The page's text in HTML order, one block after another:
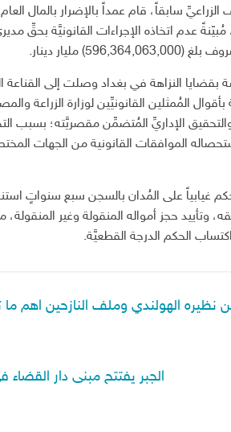
سابقاً، قام عمداً بالإضرار بالمال
مُبيّنةً عدم اتخاذه الإجراءات القانونيَّة بحقِّ
مليار دينار.
النزاهة في بغداد وصلت إلى القناعة
المُمثلين القانونيِّين لوزارة الزراعة
والتحقيق الإداريِّ المُتضمِّن مقصريَّته؛ بسبب
– 2014، وعدم استحصاله الموافقات القانونية من
وتأييد حجز أمواله المنقولة وغير المنقولة،
الحكم الدرجة القطعيَّة.
نظيره الهولندي وملف النازحين اهم ما
الجبر يفتتح مبنى دار